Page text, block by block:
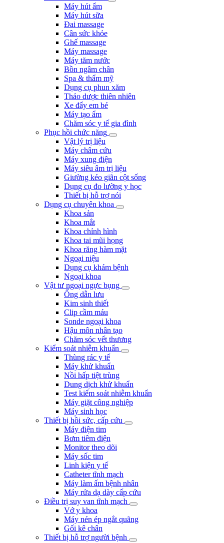
Máy hút ẩm
Máy hút sữa
Đai massage
Cân sức khỏe
Ghế massage
Máy massage
Máy tăm nước
Bồn ngâm chân
Spa & thẩm mỹ
Dụng cụ phun xăm
Thảo dược thiên nhiên
Xe đẩy em bé
Máy tạo ẩm
Chăm sóc y tế gia đình
Phục hồi chức năng
Vật lý trị liệu
Máy châm cứu
Máy xung điện
Máy siêu âm trị liệu
Giường kéo giãn cột sống
Dụng cụ đo lường y học
Thiết bị hỗ trợ nói
Dụng cụ chuyên khoa
Khoa sản
Khoa mắt
Khoa chỉnh hình
Khoa tai mũi họng
Khoa răng hàm mặt
Ngoại niệu
Dụng cụ khám bệnh
Ngoại khoa
Vật tư ngoại ngực bụng
Ống dẫn lưu
Kim sinh thiết
Clip cầm máu
Sonde ngoại khoa
Hậu môn nhân tạo
Chăm sóc vết thương
Kiểm soát nhiễm khuẩn
Thùng rác y tế
Máy khử khuẩn
Nồi hấp tiệt trùng
Dung dịch khử khuẩn
Test kiểm soát nhiễm khuẩn
Máy giặt công nghiệp
Máy sinh học
Thiết bị hồi sức, cấp cứu
Máy điện tim
Bơm tiêm điện
Monitor theo dõi
Máy sốc tim
Linh kiện y tế
Catheter tĩnh mạch
Máy làm ấm bệnh nhân
Máy rửa dạ dày cấp cứu
Điều trị suy van tĩnh mạch
Vớ y khoa
Máy nén ép ngắt quãng
Gối kê chân
Thiết bị hỗ trợ người bệnh